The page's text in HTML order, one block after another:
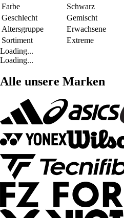
Farbe
Schwarz
Geschlecht
Gemischt
Altersgruppe
Erwachsene
Sortiment
Extreme
Loading...
Loading...
Alle unsere Marken